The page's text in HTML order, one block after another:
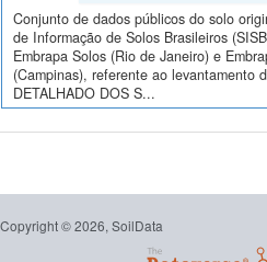
Conjunto de dados públicos do solo
de Informação de Solos Brasileiros
Embrapa Solos (Rio de Janeiro) e
(Campinas), referente ao levantamento
DETALHADO DOS S...
Copyright © 2026, SoilData